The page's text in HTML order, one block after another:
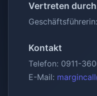
Vertreten durch
Kontakt
Telefon: 0911-
E-Mail: